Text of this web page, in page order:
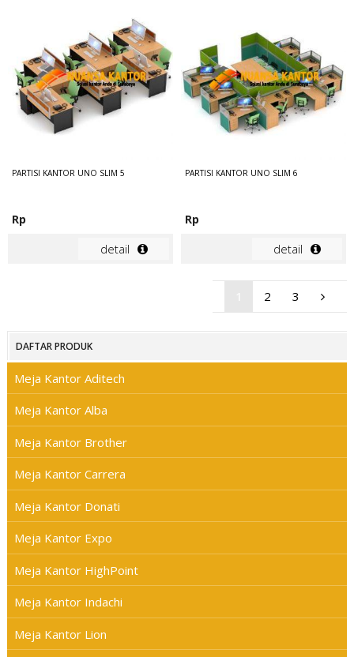
PARTISI KANTOR UNO SLIM 5
Rp
detail
PARTISI KANTOR UNO SLIM 6
Rp
detail
2 3
DAFTAR PRODUK
Meja Kantor Aditech
Meja Kantor Alba
Meja Kantor Brother
Meja Kantor Carrera
Meja Kantor Donati
Meja Kantor Expo
Meja Kantor HighPoint
Meja Kantor Indachi
Meja Kantor Lion